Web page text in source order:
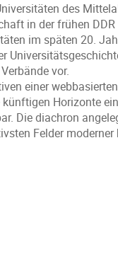
des
in der frühen
im späten 20.
vor.
einer
Horizonte
Die diachron
Felder moderner